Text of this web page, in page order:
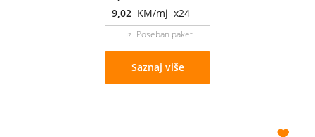
9,02 KM/mj x24
uz Poseban paket
Saznaj više